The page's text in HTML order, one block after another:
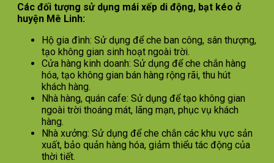
Các đối tượng sử dụng mái xếp di động, bạt kéo ở
huyện Mê Linh:
Hộ gia đình: Sử dụng để che ban công, sân thượng,
tạo không gian sinh hoạt ngoài trời.
Cửa hàng kinh doanh: Sử dụng để che chắn hàng
hóa, tạo không gian bán hàng rộng rãi, thu hút
khách hàng.
Nhà hàng, quán cafe: Sử dụng để tạo không gian
ngoài trời thoáng mát, lãng mạn, phục vụ khách
hàng.
Nhà xưởng: Sử dụng để che chắn các khu vực sản
xuất, bảo quản hàng hóa, giảm thiểu tác động của
thời tiết.